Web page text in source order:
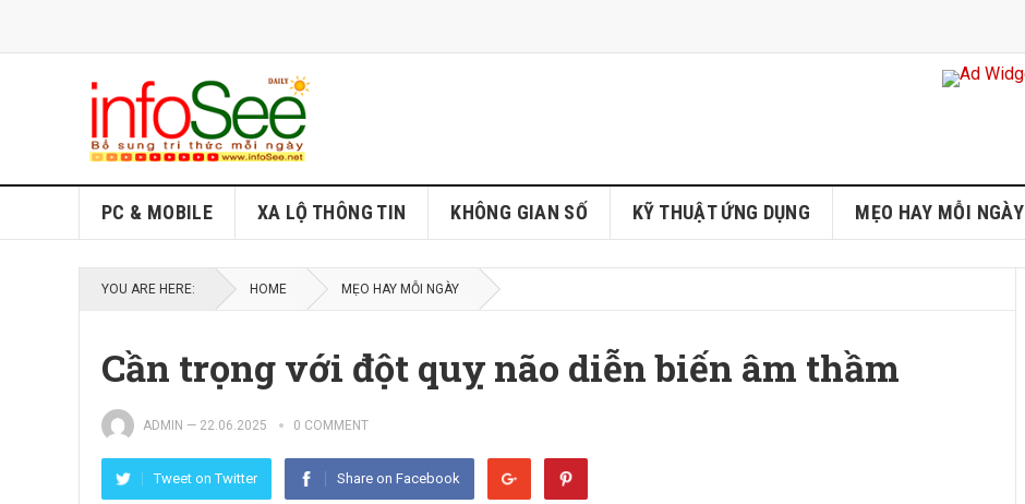
PC & MOBILE XA LỘ THÔNG TIN KHÔNG GIAN SỐ KỸ THUẬT ỨNG DỤNG MẸO HAY MỖI NGÀY
YOU ARE HERE: HOME MẸO HAY MỖI NGÀY
Cần trọng với đột quỵ não diễn biến âm thầm
ADMIN — 22.06.2025 0 COMMENT
Tweet on Twitter Share on Facebook